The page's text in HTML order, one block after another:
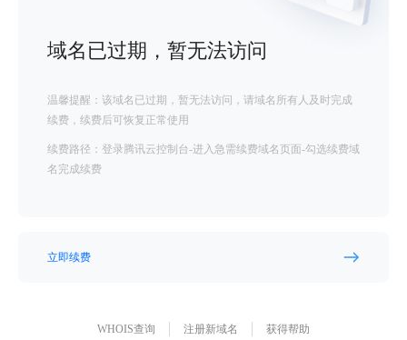
域名已过期，暂无法访问
温馨提醒：该域名已过期，暂无法访问，请域名所有人及时完成
续费，续费后可恢复正常使用
续费路径：登录腾讯云控制台-进入急需续费域名页面-勾选续费域
名完成续费
立即续费
WHOIS查询 注册新域名 获得帮助